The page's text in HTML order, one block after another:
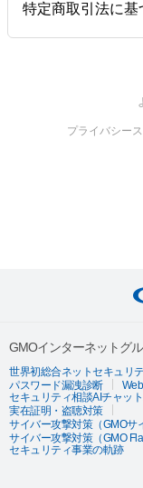
特定商取引法に基
プライバシー
GMOインターネットグ
世界初総合ネットセキュリ
パスワード漏洩診断
セキュリティ相談AIチャッ
実在証明・盗聴対策
サイバー攻撃対策（GMOサ
サイバー攻撃対策（GMO
セキュリティ事業の軌跡